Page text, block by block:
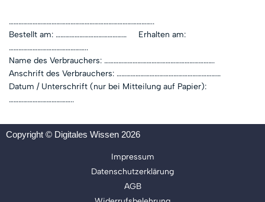
………………………………………………………………………………..
Bestellt am: ……………………………………… Erhalten am:
…………………………………………..
Name des Verbrauchers: …………………………………………………………….
Anschrift des Verbrauchers: …………………………………………………………
Datum / Unterschrift (nur bei Mitteilung auf Papier):
…………………………………..
Copyright © Digitales Wissen 2026
Impressum
Datenschutzerklärung
AGB